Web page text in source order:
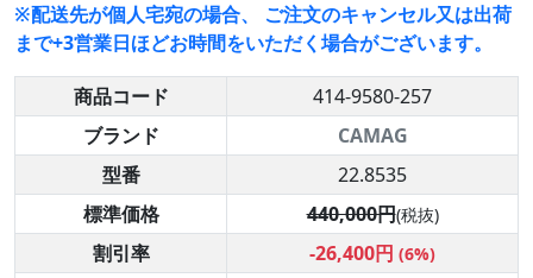
※配送先が個人宅宛の場合、 ご注文のキャンセル又は出荷
まで+3営業日ほどお時間をいただく場合がございます。
商品コード
414-9580-257
ブランド
CAMAG
型番
22.8535
標準価格
440,000円(税抜)
割引率 -26,400円 (6%)